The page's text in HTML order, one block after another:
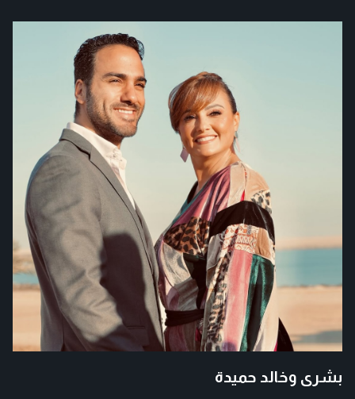
بشرى وخالد حميدة